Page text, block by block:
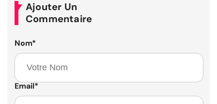
Ajouter Un
Commentaire
Nom*
Email*